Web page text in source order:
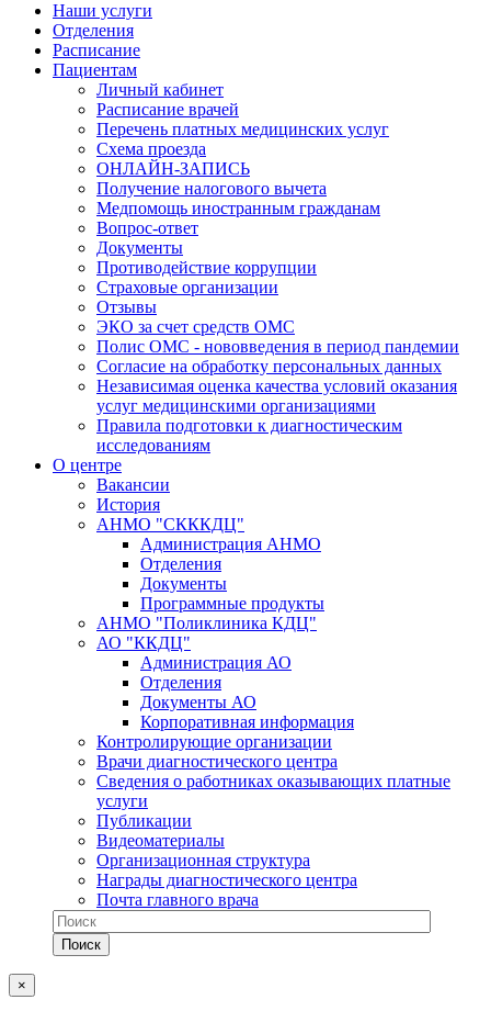
Наши услуги
Отделения
Расписание
Пациентам
Личный кабинет
Расписание врачей
Перечень платных медицинских услуг
Схема проезда
ОНЛАЙН-ЗАПИСЬ
Получение налогового вычета
Медпомощь иностранным гражданам
Вопрос-ответ
Документы
Противодействие коррупции
Страховые организации
Отзывы
ЭКО за счет средств ОМС
Полис ОМС - нововведения в период пандемии
Согласие на обработку персональных данных
Независимая оценка качества условий оказания
услуг медицинскими организациями
Правила подготовки к диагностическим
исследованиям
О центре
Вакансии
История
АНМО "СКККДЦ"
Администрация АНМО
Отделения
Документы
Программные продукты
АНМО "Поликлиника КДЦ"
АО "ККДЦ"
Администрация АО
Отделения
Документы АО
Корпоративная информация
Контролирующие организации
Врачи диагностического центра
Сведения о работниках оказывающих платные
услуги
Публикации
Видеоматериалы
Организационная структура
Награды диагностического центра
Почта главного врача
×